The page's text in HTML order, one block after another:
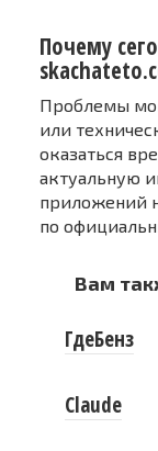
Почему
Проблемы
или
оказаться
актуальную
приложений
по
Вам
ГдеБенз
Claude